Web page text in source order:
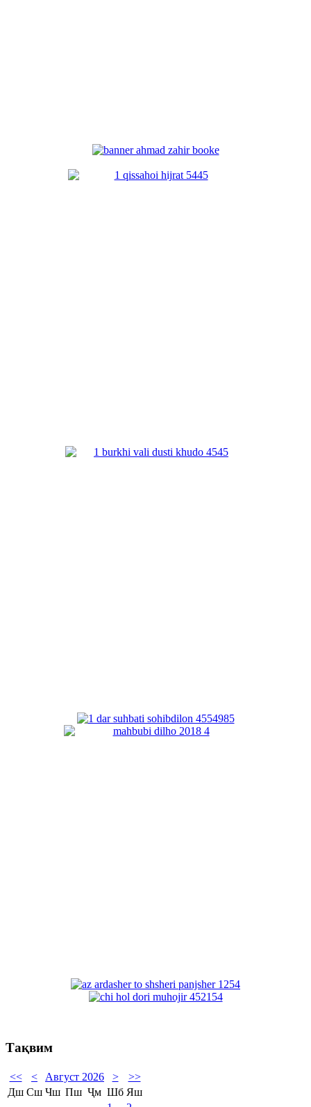
Тақвим
<< < Август 2026 >
>>
Дш Сш Чш Пш Ҷм Шб Яш